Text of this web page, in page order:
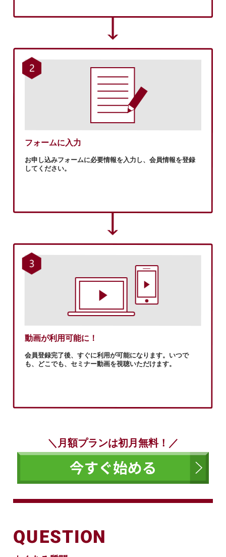
フォームに入力
お申し込みフォームに必要情報を入力し、会員情報を登録
してください。
動画が利用可能に！
会員登録完了後、すぐに利用が可能になります。いつで
も、どこでも、セミナー動画を視聴いただけます。
＼月額プランは初月無料！／
QUESTION